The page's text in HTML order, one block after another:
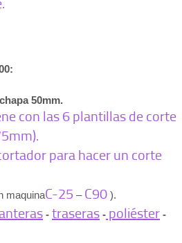
50mm.
con las 6 plantillas de corte
para hacer un corte
maquinaC-25 – C90 ).
- traseras - poliéster -